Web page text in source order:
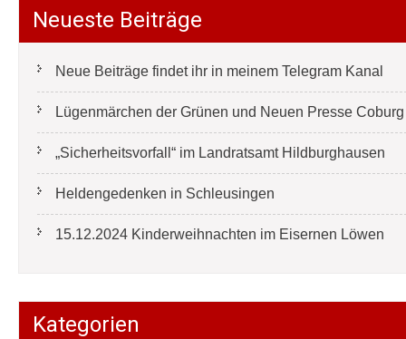
Neueste Beiträge
Neue Beiträge findet ihr in meinem Telegram Kanal
Lügenmärchen der Grünen und Neuen Presse
„Sicherheitsvorfall“ im Landratsamt Hildburghausen
Heldengedenken in Schleusingen
15.12.2024 Kinderweihnachten im Eisernen Löwen
Kategorien